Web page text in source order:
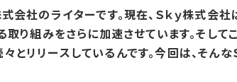
式会社のライターです。現在、Ｓｋｙ株式
取り組みをさらに加速させています。そし
とリリースしているんです。今回は、そ